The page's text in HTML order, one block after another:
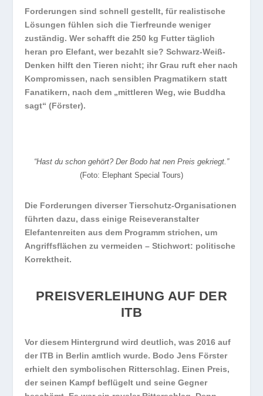
Forderungen sind schnell gestellt, für realistische
Lösungen fühlen sich die Tierfreunde weniger
zuständig. Wer schafft die 250 kg Futter täglich
heran pro Elefant, wer bezahlt sie? Schwarz-Weiß-
Denken hilft den Tieren nicht; ihr Grau ruft eher nach
Kompromissen, nach sensiblen Pragmatikern statt
Fanatikern, nach dem „mittleren Weg, wie Buddha
sagt“ (Förster).
“Hast du schon gehört? Der Bodo hat nen Preis gekriegt.”
(Foto: Elephant Special Tours)
Die Forderungen diverser Tierschutz-Organisationen
führten dazu, dass einige Reiseveranstalter
Elefantenreiten aus dem Programm strichen, um
Angriffsflächen zu vermeiden – Stichwort: politische
Korrektheit.
PREISVERLEIHUNG AUF DER
ITB
Vor diesem Hintergrund wird deutlich, was 2016 auf
der ITB in Berlin amtlich wurde. Bodo Jens Förster
erhielt den symbolischen Ritterschlag. Einen Preis,
der seinen Kampf beflügelt und seine Gegner